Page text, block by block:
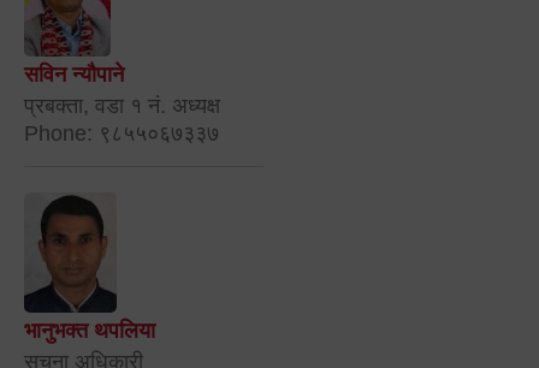
सविन न्यौपाने
प्रबक्ता, वडा १ नं. अध्यक्ष
Phone: ९८५५०६७३३७
भानुभक्त थपलिया
सूचना अधिकारी